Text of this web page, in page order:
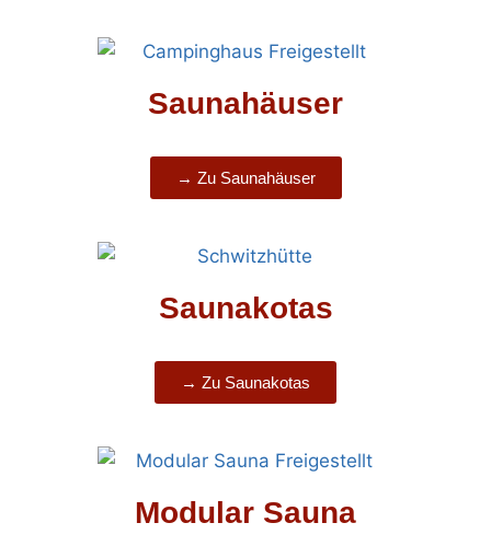
Saunahäuser
→ Zu Saunahäuser
Saunakotas
→ Zu Saunakotas
Modular Sauna